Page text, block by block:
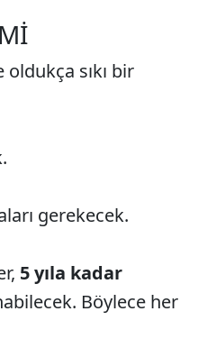
sıkı bir
gerekecek.
5 yıla kadar
Böylece her